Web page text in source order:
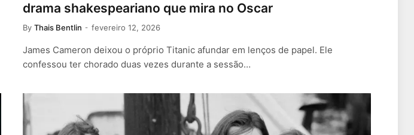
drama shakespeariano que mira no Oscar
By Thais Bentlin fevereiro 12, 2026
James Cameron deixou o próprio Titanic afundar em lenços de papel. Ele
confessou ter chorado duas vezes durante a sessão…